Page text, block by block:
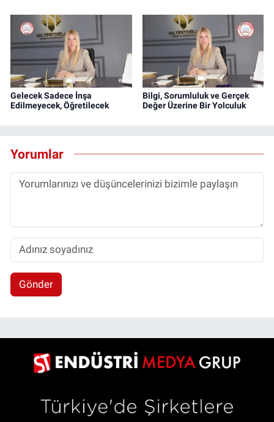
Gelecek Sadece İnşa
Edilmeyecek, Öğretilecek
Bilgi, Sorumluluk ve Gerçek
Değer Üzerine Bir Yolculuk
Yorumlar
Gönder